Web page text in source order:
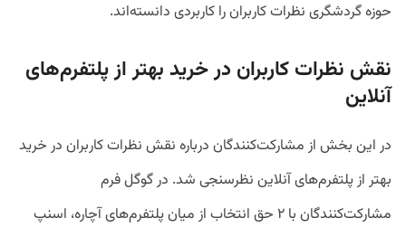
حوزه گردشگری نظرات کاربران را کاربردی دانسته‌اند.
نقش نظرات کاربران در خرید بهتر از پلتفرم‌های
آنلاین
در این بخش از مشارکت‌کنندگان درباره نقش نظرات کاربران در خرید
بهتر از پلتفرم‌های آنلاین نظرسنجی شد. در گوگل فرم
مشارکت‌کنندگان با ۲ حق انتخاب از میان پلتفرم‌های آچاره، اسنپ